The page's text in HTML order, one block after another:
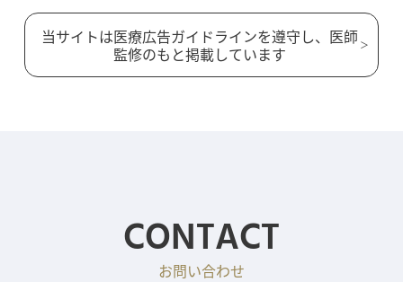
当サイトは医療広告ガイドラインを遵守し、医師
監修のもと掲載しています
CONTACT
お問い合わせ